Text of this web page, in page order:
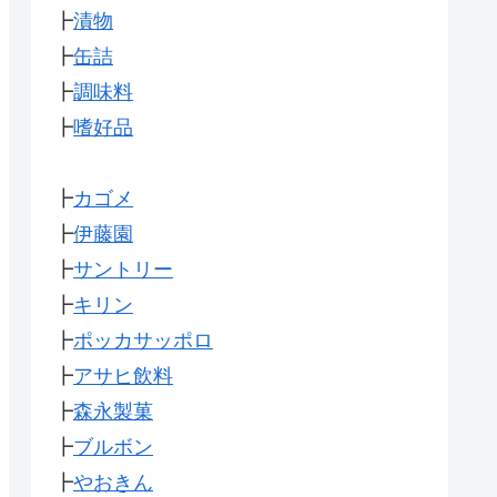
┣漬物
┣缶詰
┣調味料
┣嗜好品
┣カゴメ
┣伊藤園
┣サントリー
┣キリン
┣ポッカサッポロ
┣アサヒ飲料
┣森永製菓
┣ブルボン
┣やおきん